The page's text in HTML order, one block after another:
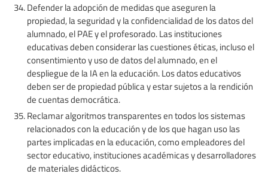
Defender la adopción de medidas que aseguren la
propiedad, la seguridad y la confidencialidad de los datos del
alumnado, el PAE y el profesorado. Las instituciones
educativas deben considerar las cuestiones éticas, incluso el
consentimiento y uso de datos del alumnado, en el
despliegue de la IA en la educación. Los datos educativos
deben ser de propiedad pública y estar sujetos a la rendición
de cuentas democrática.
Reclamar algoritmos transparentes en todos los sistemas
relacionados con la educación y de los que hagan uso las
partes implicadas en la educación, como empleadores del
sector educativo, instituciones académicas y desarrolladores
de materiales didácticos.